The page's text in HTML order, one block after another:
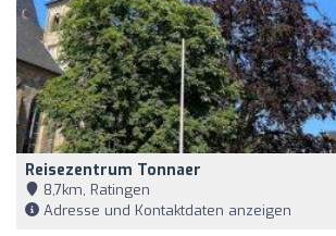
Reisezentrum Tonnaer
8,7km, Ratingen
Adresse und Kontaktdaten anzeigen